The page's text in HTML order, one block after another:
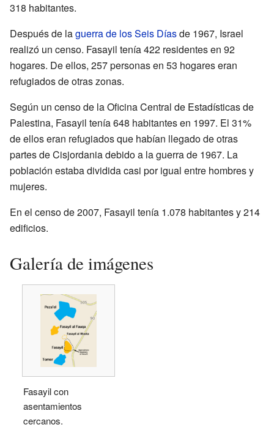
318 habitantes.
Después de laguerra de los Seis Díasde 1967, Israel
realizó un censo. Fasayil tenía 422 residentes en 92
hogares. De ellos, 257 personas en 53 hogares eran
refugiados de otras zonas.
Según un censo de la Oficina Central de Estadísticas de
Palestina, Fasayil tenía 648 habitantes en 1997. El 31%
de ellos eran refugiados que habían llegado de otras
partes de Cisjordania debido a la guerra de 1967. La
población estaba dividida casi por igual entre hombres y
mujeres.
En el censo de 2007, Fasayil tenía 1.078 habitantes y 214
edificios.
Galería de imágenes
Fasayil con
asentamientos
cercanos.